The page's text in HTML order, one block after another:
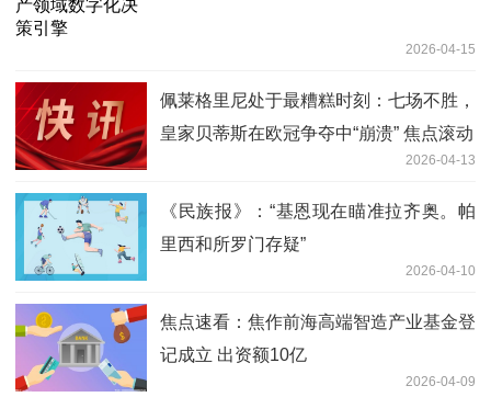
2026-04-15
佩莱格里尼处于最糟糕时刻：七场不胜，
皇家贝蒂斯在欧冠争夺中“崩溃” 焦点滚动
2026-04-13
《民族报》：“基恩现在瞄准拉齐奥。帕
里西和所罗门存疑”
2026-04-10
焦点速看：焦作前海高端智造产业基金登
记成立 出资额10亿
2026-04-09